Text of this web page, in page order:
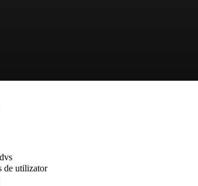
de utilizator